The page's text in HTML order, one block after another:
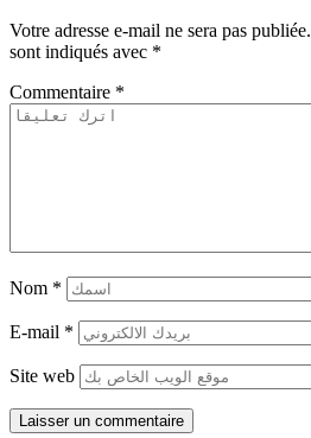
Votre adresse e-mail ne sera pas publiée.
sont indiqués avec *
Commentaire *
Nom *
E-mail *
Site web